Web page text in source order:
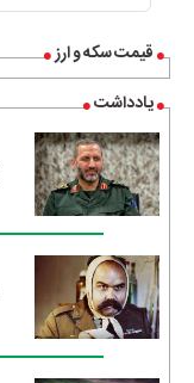
قیمت سکه و ارز
یادداشت